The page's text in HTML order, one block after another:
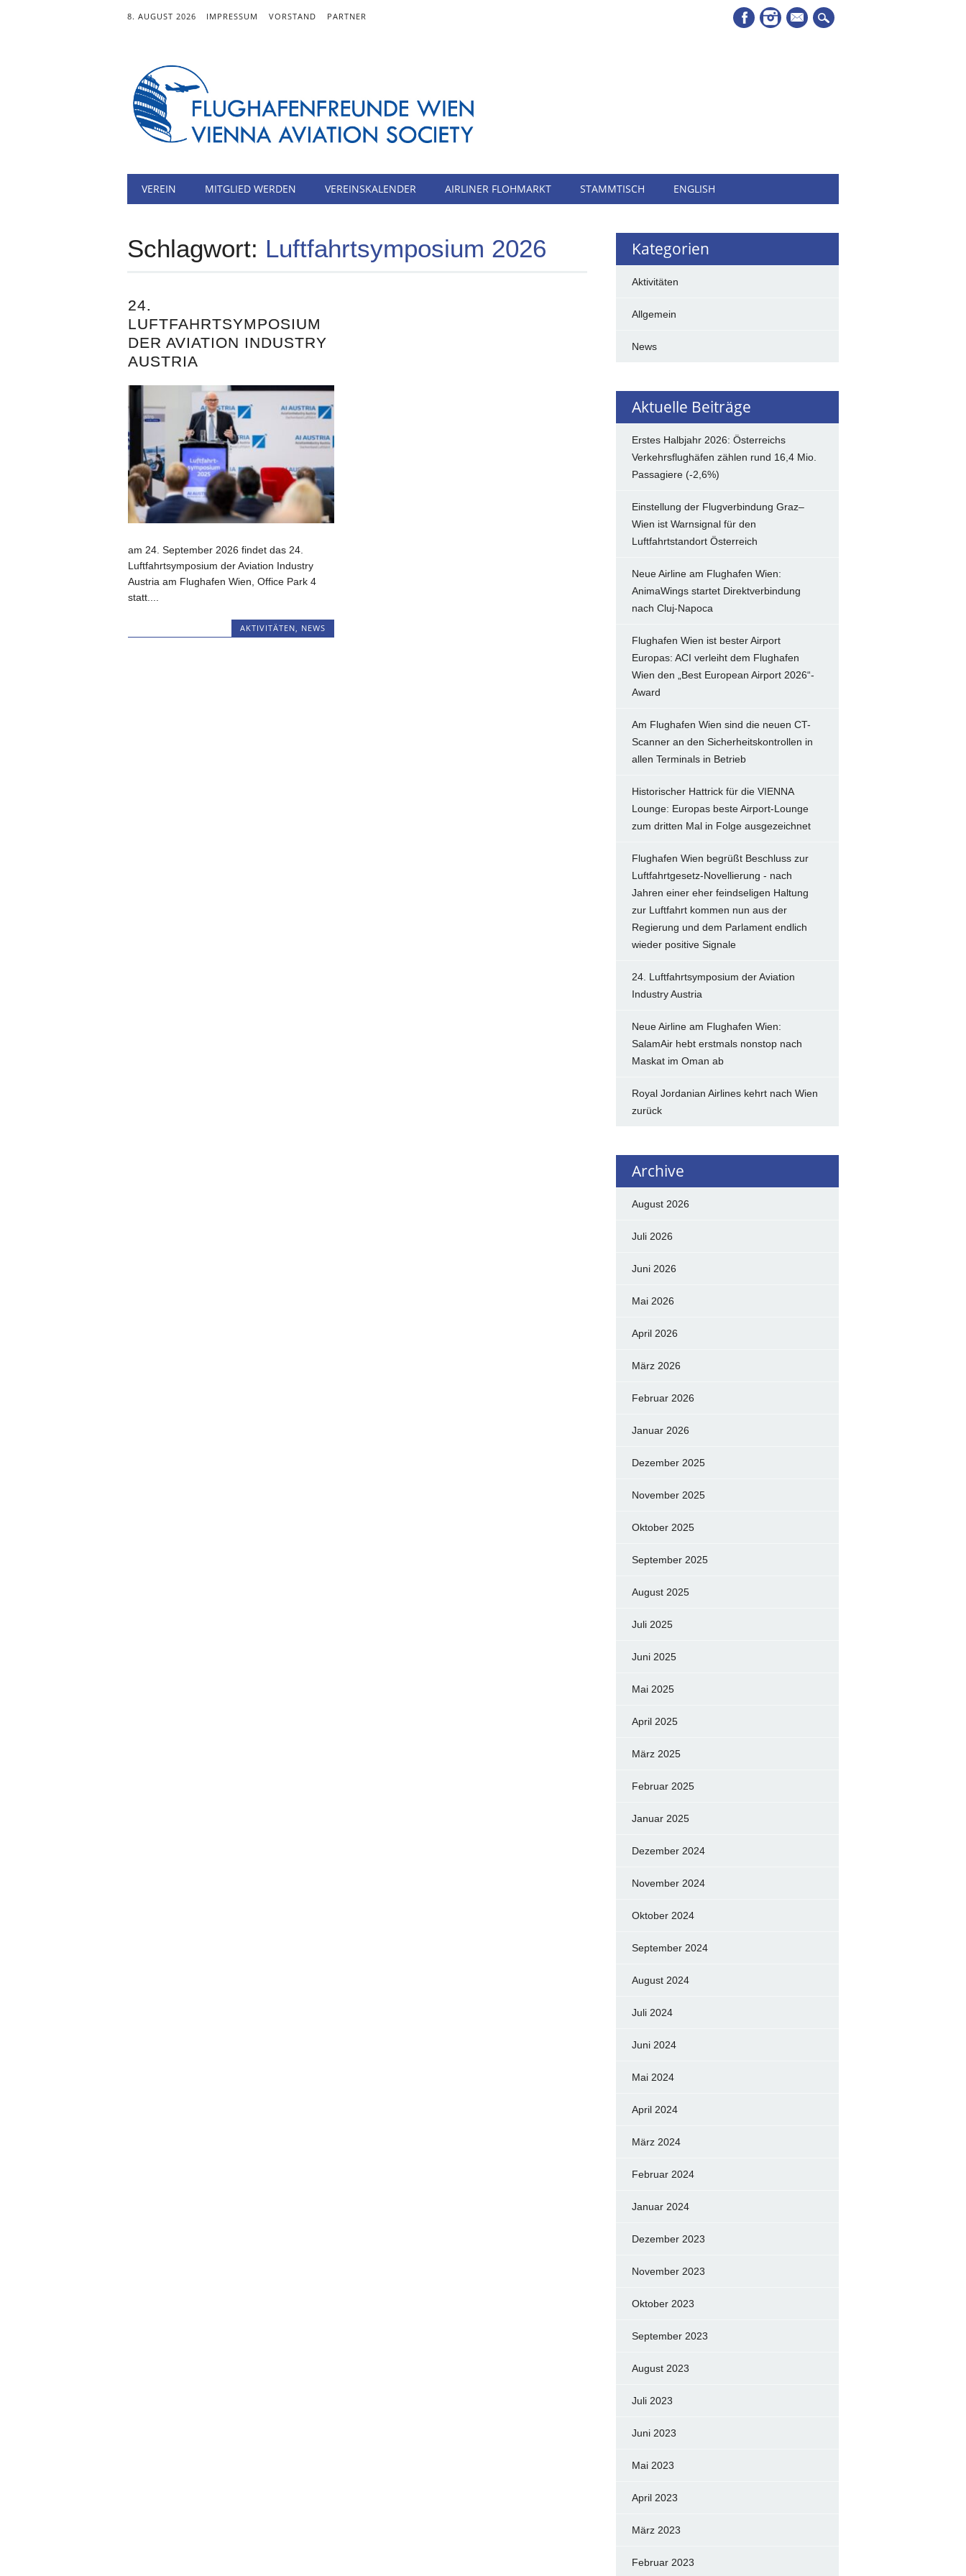
8. AUGUST 2026 IMPRESSUM VORSTAND PARTNER
Mail
Hauptmenü
Inhalt
VEREIN MITGLIED WERDEN VEREINSKALENDER AIRLINER FLOHMARKT STAMMTISCH ENGLISH
Schlagwort: Luftfahrtsymposium 2026
24.
LUFTFAHRTSYMPOSIUM
DER AVIATION INDUSTRY
AUSTRIA
am 24. September 2026 findet das 24.
Luftfahrtsymposium der Aviation Industry
Austria am Flughafen Wien, Office Park 4
statt....
AKTIVITÄTEN NEWS
Kategorien
Aktivitäten
Allgemein
News
Aktuelle Beiträge
Erstes Halbjahr 2026: Österreichs
Verkehrsflughäfen zählen rund 16,4 Mio.
Passagiere (-2,6%)
Einstellung der Flugverbindung Graz–
Wien ist Warnsignal für den
Luftfahrtstandort Österreich
Neue Airline am Flughafen Wien:
AnimaWings startet Direktverbindung
nach Cluj-Napoca
Flughafen Wien ist bester Airport
Europas: ACI verleiht dem Flughafen
Wien den „Best European Airport 2026“-
Award
Am Flughafen Wien sind die neuen CT-
Scanner an den Sicherheitskontrollen in
allen Terminals in Betrieb
Historischer Hattrick für die VIENNA
Lounge: Europas beste Airport-Lounge
zum dritten Mal in Folge ausgezeichnet
Flughafen Wien begrüßt Beschluss zur
Luftfahrtgesetz-Novellierung - nach
Jahren einer eher feindseligen Haltung
zur Luftfahrt kommen nun aus der
Regierung und dem Parlament endlich
wieder positive Signale
24. Luftfahrtsymposium der Aviation
Industry Austria
Neue Airline am Flughafen Wien:
SalamAir hebt erstmals nonstop nach
Maskat im Oman ab
Royal Jordanian Airlines kehrt nach Wien
zurück
Archive
August 2026
Juli 2026
Juni 2026
Mai 2026
April 2026
März 2026
Februar 2026
Januar 2026
Dezember 2025
November 2025
Oktober 2025
September 2025
August 2025
Juli 2025
Juni 2025
Mai 2025
April 2025
März 2025
Februar 2025
Januar 2025
Dezember 2024
November 2024
Oktober 2024
September 2024
August 2024
Juli 2024
Juni 2024
Mai 2024
April 2024
März 2024
Februar 2024
Januar 2024
Dezember 2023
November 2023
Oktober 2023
September 2023
August 2023
Juli 2023
Juni 2023
Mai 2023
April 2023
März 2023
Februar 2023